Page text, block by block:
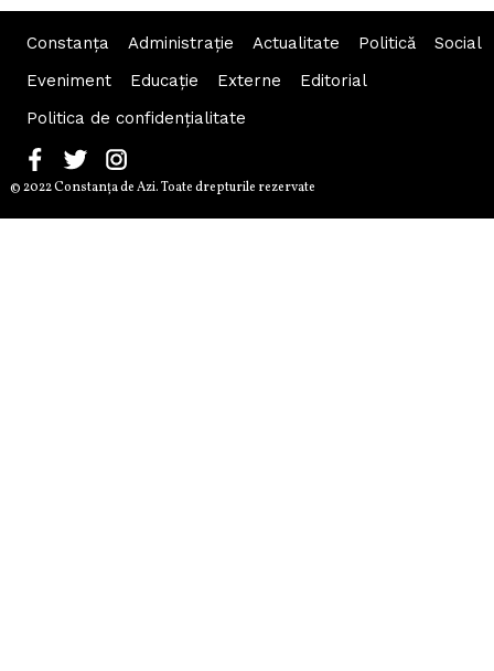
Constanța Administraţie Actualitate Politică
Social
Eveniment
Educaţie Externe
Editorial
Politica de confidențialitate
© 2022 Constanţa de Azi. Toate drepturile rezervate